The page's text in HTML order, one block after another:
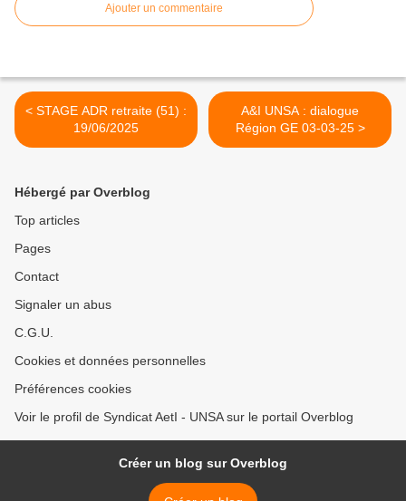
Ajouter un commentaire
< STAGE ADR retraite (51) :
19/06/2025
A&I UNSA : dialogue
Région GE 03-03-25 >
Hébergé par Overblog
Top articles
Pages
Contact
Signaler un abus
C.G.U.
Cookies et données personnelles
Préférences cookies
Voir le profil de Syndicat AetI - UNSA sur le portail Overblog
Créer un blog sur Overblog